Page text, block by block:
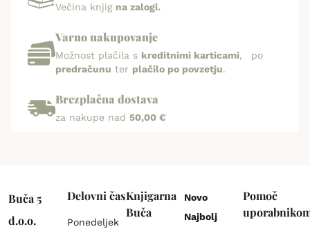
Večina knjig na zalogi.
Varno nakupovanje
Možnost plačila s kreditnimi karticami, po
predračunu ter plačilo po povzetju.
Brezplačna dostava
za nakupe nad 50,00 €
Buča 5
d.o.o.
Delovni čas
Ponedeljek
Knjigarna
Buča
Novo
Najbolj
Pomoč